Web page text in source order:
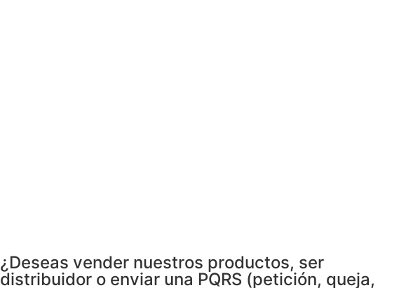
¿Deseas vender nuestros productos, ser
distribuidor o enviar una PQRS (petición, queja,